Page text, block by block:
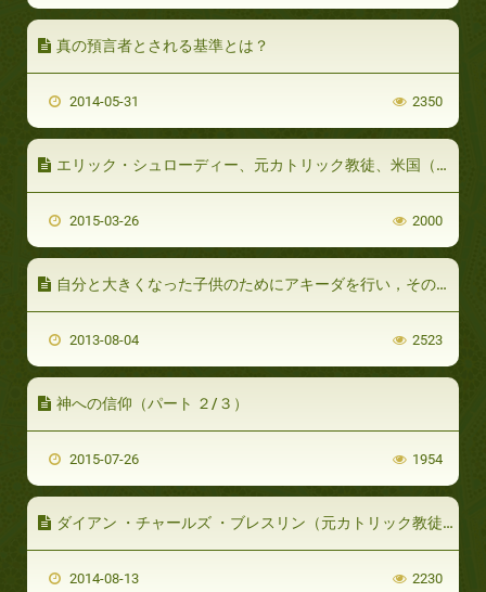
真の預言者とされる基準とは？
2014-05-31 2350
エリック・シュローディー、元カトリック教徒、米国（2/2）
2015-03-26 2000
自分と大きくなった子供のためにアキーダを行い，そのために借金すること
2013-08-04 2523
神への信仰（パート ２/３）
2015-07-26 1954
ダイアン ・チャールズ ・ブレスリン（元カトリック教徒、アメリカ合衆国）（パート2 /3）
2014-08-13 2230